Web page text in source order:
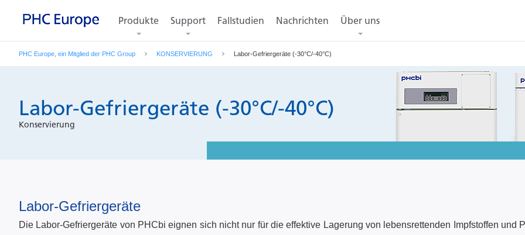
Produkte Support Fallstudien Nachrichten Über uns
PHC Europe, ein Mitglied der PHC Group KONSERVIERUNG Labor-Gefriergeräte (-30°C/-40°C)
Labor-Gefriergeräte (-30°C/-40°C)
Konservierung
Labor-Gefriergeräte
Die Labor-Gefriergeräte von PHCbi eignen sich nicht nur für die effektive Lagerung von lebensrettenden Impfstoffen und